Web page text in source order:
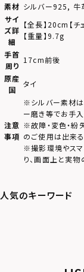
素材 シルバー925, 牛
サイ
ズ詳
細
【全長】20cm【
【重量】9.7g
手首
周り
17cm前後
原産
国
タイ
注意
事項
※シルバー素材は
ー磨き等でお手
※故障・変色・紛
のご使用は出来
※撮影環境やスマ
り、画面上と実